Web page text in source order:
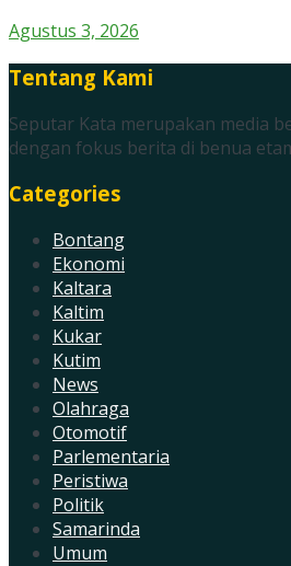
Agustus 3, 2026
Tentang Kami
Seputar Kata merupakan media
dengan fokus berita di benua
Categories
Bontang
Ekonomi
Kaltara
Kaltim
Kukar
Kutim
News
Olahraga
Otomotif
Parlementaria
Peristiwa
Politik
Samarinda
Umum